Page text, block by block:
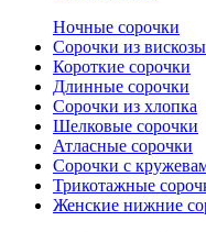
Ночные сорочки
Сорочки из вискозы
Короткие сорочки
Длинные сорочки
Сорочки из хлопка
Шелковые сорочки
Атласные сорочки
Сорочки с
Трикотажные
Женские нижние